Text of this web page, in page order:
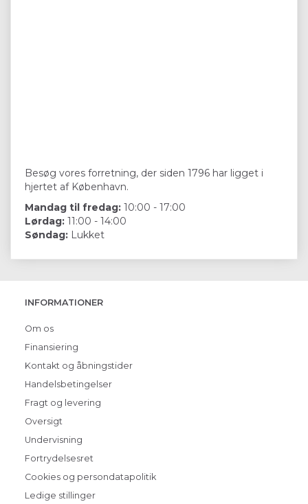
Besøg vores forretning, der siden 1796 har ligget i
hjertet af København.
Mandag til fredag: 10:00 - 17:00
Lørdag: 11:00 - 14:00
Søndag: Lukket
INFORMATIONER
Om os
Finansiering
Kontakt og åbningstider
Handelsbetingelser
Fragt og levering
Oversigt
Undervisning
Fortrydelsesret
Cookies og persondatapolitik
Ledige stillinger